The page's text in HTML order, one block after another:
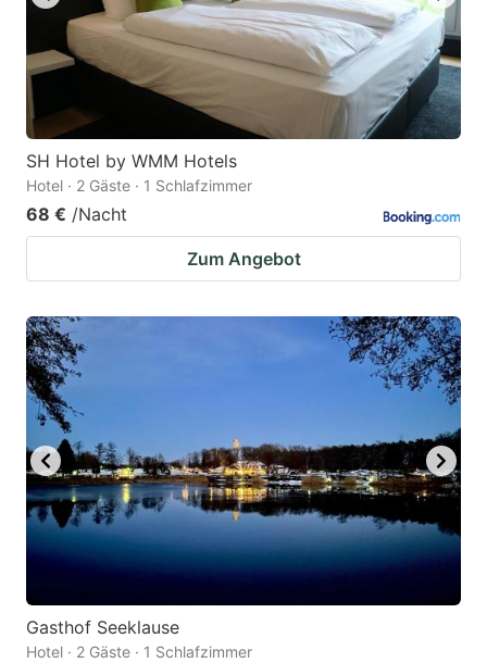
SH Hotel by WMM Hotels
Hotel · 2 Gäste · 1 Schlafzimmer
68 € /Nacht
Zum Angebot
Gasthof Seeklause
Hotel · 2 Gäste · 1 Schlafzimmer